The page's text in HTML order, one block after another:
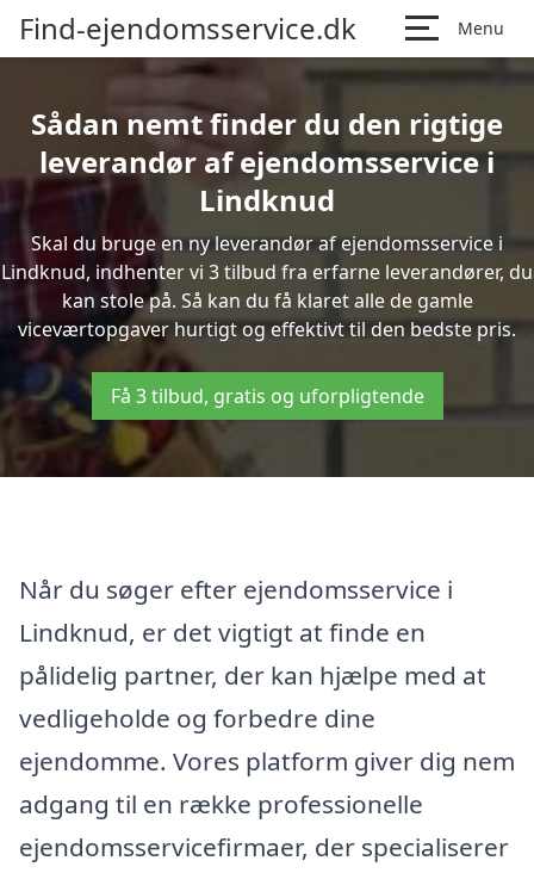
Find-ejendomsservice.dk Menu
Sådan nemt finder du den rigtige
leverandør af ejendomsservice i
Lindknud
Skal du bruge en ny leverandør af ejendomsservice i
Lindknud, indhenter vi 3 tilbud fra erfarne leverandører, du
kan stole på. Så kan du få klaret alle de gamle
viceværtopgaver hurtigt og effektivt til den bedste pris.
Få 3 tilbud, gratis og uforpligtende
Når du søger efter ejendomsservice i
Lindknud, er det vigtigt at finde en
pålidelig partner, der kan hjælpe med at
vedligeholde og forbedre dine
ejendomme. Vores platform giver dig nem
adgang til en række professionelle
ejendomsservicefirmaer, der specialiserer